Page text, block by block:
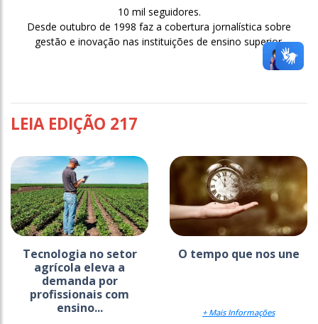
10 mil seguidores.
Desde outubro de 1998 faz a cobertura jornalística sobre
gestão e inovação nas instituições de ensino superior.
LEIA EDIÇÃO 217
Tecnologia no setor
agrícola eleva a
demanda por
profissionais com
ensino...
O tempo que nos une
+ Mais Informações